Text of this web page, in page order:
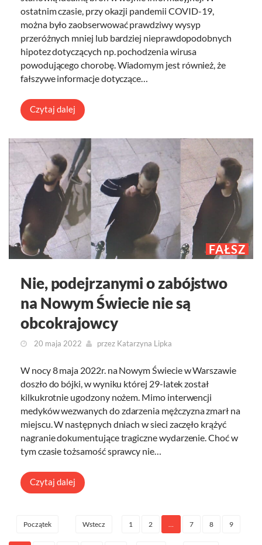
ostatnim czasie, przy okazji pandemii COVID-19,
można było zaobserwować prawdziwy wysyp
przeróżnych mniej lub bardziej nieprawdopodobnych
hipotez dotyczących np. pochodzenia wirusa
powodującego chorobę. Wiadomym jest również, że
fałszywe informacje dotyczące…
Czytaj dalej
FAŁSZ
Nie, podejrzanymi o zabójstwo
na Nowym Świecie nie są
obcokrajowcy
20 maja 2022 przez Katarzyna Lipka
W nocy 8 maja 2022r. na Nowym Świecie w Warszawie
doszło do bójki, w wyniku której 29-latek został
kilkukrotnie ugodzony nożem. Mimo interwencji
medyków wezwanych do zdarzenia mężczyzna zmarł na
miejscu. W następnych dniach w sieci zaczęło krążyć
nagranie dokumentujące tragiczne wydarzenie. Choć w
tym czasie tożsamość sprawcy nie…
Czytaj dalej
Początek Wstecz 1 2 7 8 9